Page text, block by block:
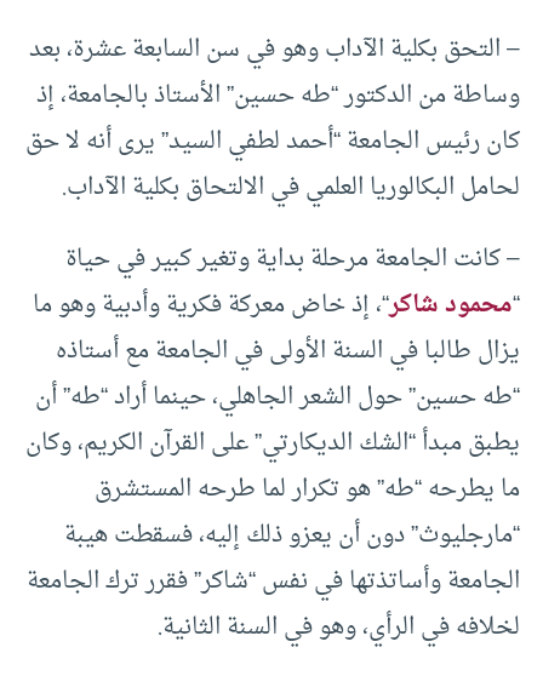
– التحق بكلية الآداب وهو في سن السابعة عشرة، بعد
وساطة من الدكتور “طه حسين” الأستاذ بالجامعة، إذ
كان رئيس الجامعة “أحمد لطفي السيد” يرى أنه لا حق
لحامل البكالوريا العلمي في الالتحاق بكلية الآداب.
– كانت الجامعة مرحلة بداية وتغير كبير في حياة
“محمود شاكر“، إذ خاض معركة فكرية وأدبية وهو ما
يزال طالبا في السنة الأولى في الجامعة مع أستاذه
“طه حسين” حول الشعر الجاهلي، حينما أراد “طه” أن
يطبق مبدأ “الشك الديكارتي” على القرآن الكريم، وكان
ما يطرحه “طه” هو تكرار لما طرحه المستشرق
“مارجليوث” دون أن يعزو ذلك إليه، فسقطت هيبة
الجامعة وأساتذتها في نفس “شاكر” فقرر ترك الجامعة
لخلافه في الرأي، وهو في السنة الثانية.